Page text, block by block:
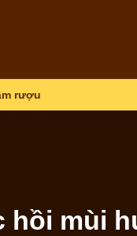
rượu
hồi mùi